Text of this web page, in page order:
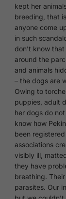
kept her
breeding, that
anyone come
in such
don’t know
around the
and animals
– the dogs are
Owing to
puppies, adult
her dogs do
know how
been
associations
visibly ill,
they have
breathing.
parasites. Our